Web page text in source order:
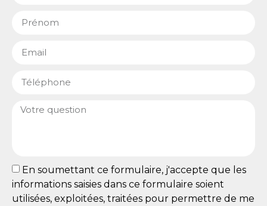
En soumettant ce formulaire, j'accepte que les
informations saisies dans ce formulaire soient
utilisées, exploitées, traitées pour permettre de me